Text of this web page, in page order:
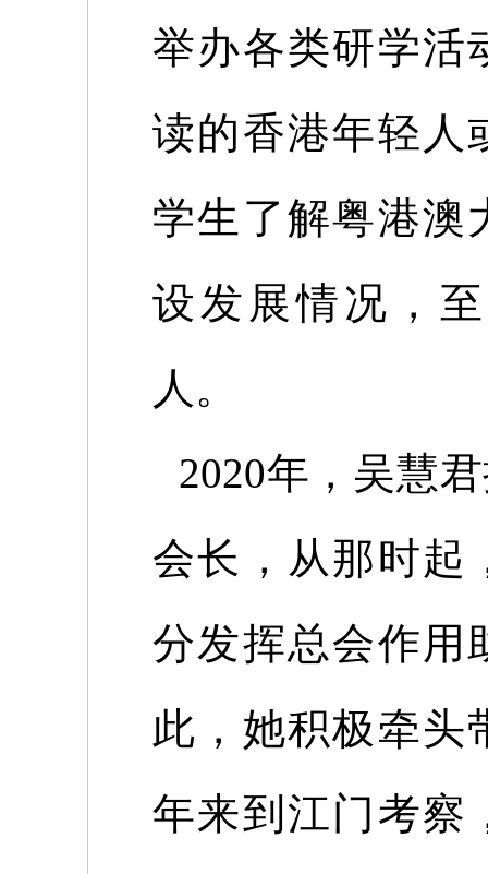
举办各类研学活
读的香港年轻人
学生了解粤港澳
设发展情况，
人。
2020年，吴慧
会长，从那时起
分发挥总会作用
此，她积极牵头
年来到江门考察